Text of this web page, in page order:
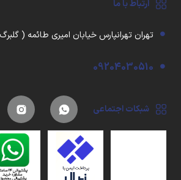
ارتباط با ما
تهران تهرانپارس خیابان امیری طائمه ( گلبرگ )
09204030510
شبکات اجتماعی